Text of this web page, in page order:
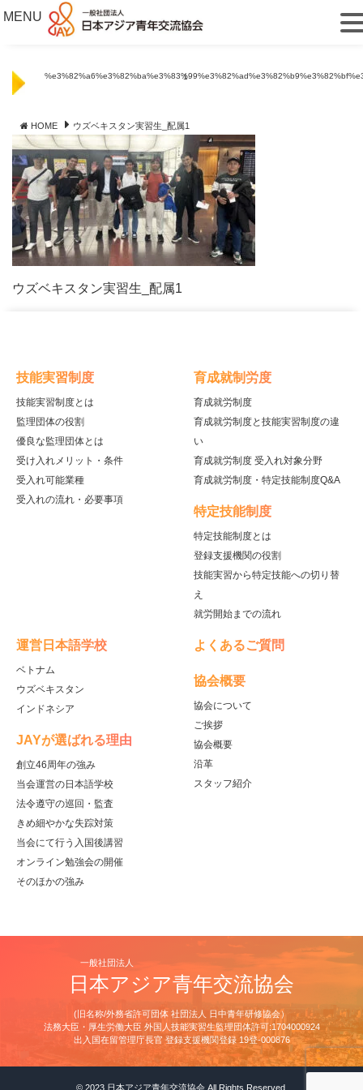
%e3%82%a6%e3%82%ba%e3%83%99%e3%82%ad%e3%82%b9%e3%82%bf%e3%83%b3 1
HOME ウズベキスタン実習生_配属1
ウズベキスタン実習生_配属1
技能実習制度
技能実習制度とは
監理団体の役割
優良な監理団体とは
受け入れメリット・条件
受入れ可能業種
受入れの流れ・必要事項
育成就制労度
育成就労制度
育成就労制度と技能実習制度の違
い
育成就労制度 受入れ対象分野
育成就労制度・特定技能制度Q&A
特定技能制度
特定技能制度とは
登録支援機関の役割
技能実習から特定技能への切り替
え
就労開始までの流れ
運営日本語学校
ベトナム
ウズベキスタン
インドネシア
JAYが選ばれる理由
創立46周年の強み
当会運営の日本語学校
法令遵守の巡回・監査
きめ細やかな失踪対策
当会にて行う入国後講習
オンライン勉強会の開催
そのほかの強み
よくあるご質問
協会概要
協会について
ご挨拶
協会概要
沿革
スタッフ紹介
一般社団法人
日本アジア青年交流協会
(旧名称/外務省許可団体 社団法人 日中青年研修協会）
法務大臣・厚生労働大臣 外国人技能実習生監理団体許可:1704000924
出⼊国在留管理庁⻑官 登録⽀援機関登録 19登-000876
© 2023 日本アジア青年交流協会 All Rights Reserved.
MENU